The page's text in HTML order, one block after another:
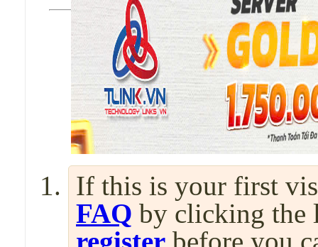
If this is your first
FAQ by clicking the